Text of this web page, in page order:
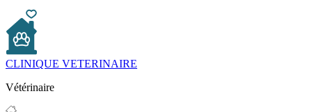
CLINIQUE VETERINAIRE
Vétérinaire